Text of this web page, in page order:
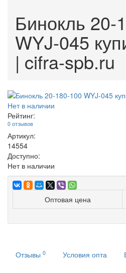
Бинокль 20-
WYJ-045
| cifra-spb.ru
Нет в наличии
Рейтинг:
0 отзывов
Артикул:
14554
Доступно:
Нет в наличии
Оптовая цена
Отзывы 0 Условия опта